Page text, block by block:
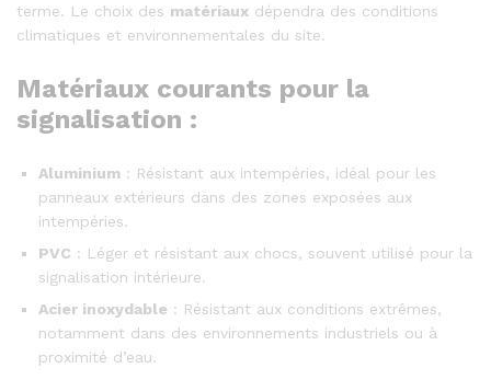
terme. Le choix des matériaux dépendra des conditions
climatiques et environnementales du site.
Matériaux courants pour la
signalisation :
Aluminium : Résistant aux intempéries, idéal pour les
panneaux extérieurs dans des zones exposées aux
intempéries.
PVC : Léger et résistant aux chocs, souvent utilisé pour la
signalisation intérieure.
Acier inoxydable : Résistant aux conditions extrêmes,
notamment dans des environnements industriels ou à
proximité d’eau.